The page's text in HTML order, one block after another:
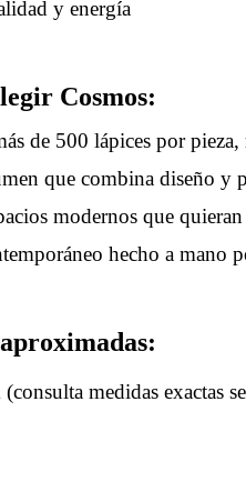
y energía
Cosmos:
de 500 lápices por
que combina diseño y
modernos que
hecho a mano
medidas exactas